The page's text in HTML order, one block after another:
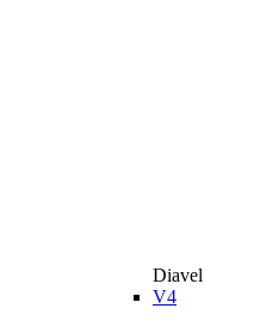
Diavel
V4